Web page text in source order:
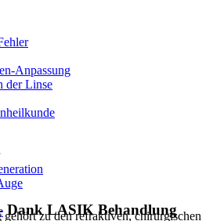
Anpassung
der Linse
Dank LASIK Behandlung
zu den refraktiven, chirurgischen